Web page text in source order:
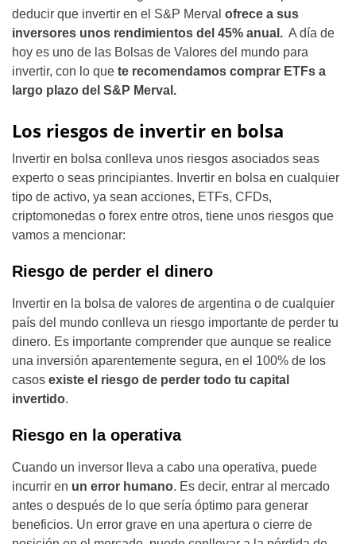
deducir que invertir en el S&P Merval ofrece a sus
inversores unos rendimientos del 45% anual. A día de
hoy es uno de las Bolsas de Valores del mundo para
invertir, con lo que te recomendamos comprar ETFs a
largo plazo del S&P Merval.
Los riesgos de invertir en bolsa
Invertir en bolsa conlleva unos riesgos asociados seas
experto o seas principiantes. Invertir en bolsa en cualquier
tipo de activo, ya sean acciones, ETFs, CFDs,
criptomonedas o forex entre otros, tiene unos riesgos que
vamos a mencionar:
Riesgo de perder el dinero
Invertir en la bolsa de valores de argentina o de cualquier
país del mundo conlleva un riesgo importante de perder tu
dinero. Es importante comprender que aunque se realice
una inversión aparentemente segura, en el 100% de los
casos existe el riesgo de perder todo tu capital
invertido.
Riesgo en la operativa
Cuando un inversor lleva a cabo una operativa, puede
incurrir en un error humano. Es decir, entrar al mercado
antes o después de lo que sería óptimo para generar
beneficios. Un error grave en una apertura o cierre de